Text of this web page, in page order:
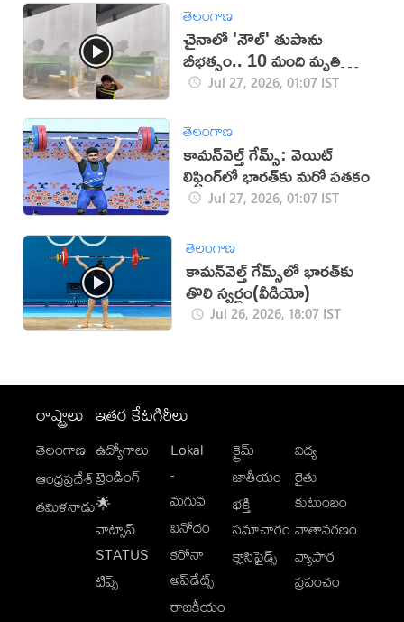
తెలంగాణ
చైనాలో 'నౌల్‌' తుపాను
బీభత్సం.. 10 మంది మృతి
(VIDEO)
Jul 27, 2026, 01:07 IST
తెలంగాణ
కామన్‌వెల్త్ గేమ్స్‌: వెయిట్
లిఫ్టింగ్‌లో భారత్‌కు మరో పతకం
Jul 27, 2026, 01:07 IST
తెలంగాణ
కామన్‌వెల్త్ గేమ్స్‌లో భారత్‌కు
తొలి స్వర్ణం(వీడియో)
Jul 26, 2026, 18:07 IST
రాష్ట్రాలు
తెలంగాణ
ఆంధ్రప్రదేశ్
తమిళనాడు
ఇతర కేటగిరీలు
ఉద్యోగాలు
ట్రెండింగ్
🌟
వాట్సాప్
STATUS
టిప్స్
Lokal
-
మగువ
వినోదం
కరోనా
అప్‌డేట్స్
రాజకీయం
క్రైమ్
జాతీయం
భక్తి
సమాచారం
క్లాసిఫైడ్స్
విద్య
రైతు
కుటుంబం
వాతావరణం
వ్యాపార
ప్రపంచం